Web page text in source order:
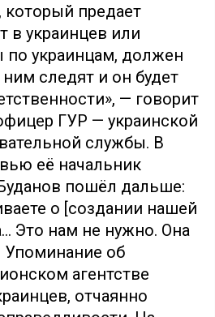
предает
в украинцев или
по украинцам, должен
следят и он будет
— говорит
ГУР — украинской
службы. В
её начальник
пошёл дальше:
о [создании нашей
Это нам не нужно. Она
Упоминание об
агентстве
отчаянно